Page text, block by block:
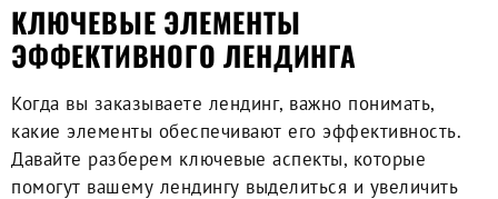
КЛЮЧЕВЫЕ ЭЛЕМЕНТЫ
ЭФФЕКТИВНОГО ЛЕНДИНГА
Когда вы заказываете лендинг, важно понимать,
какие элементы обеспечивают его эффективность.
Давайте разберем ключевые аспекты, которые
помогут вашему лендингу выделиться и увеличить